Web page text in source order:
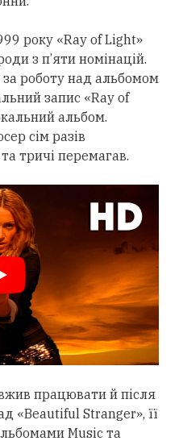
року «Ray of Light»
з п’яти номінацій.
за роботу над альбомом
запис «Ray of
альбом.
сім разів
тричі перемагав.
працювати й після
«Beautiful Stranger», її
Music та